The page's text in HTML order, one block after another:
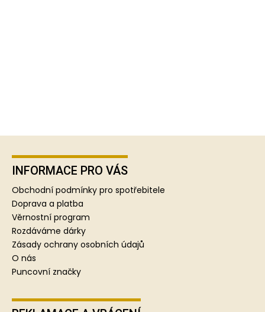
Z
INFORMACE PRO VÁS
Obchodní podmínky pro spotřebitele
Doprava a platba
Věrnostní program
Rozdáváme dárky
Zásady ochrany osobních údajů
O nás
Puncovní značky